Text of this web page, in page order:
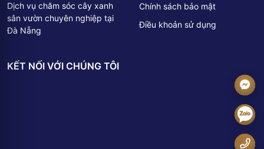
Dịch vụ chăm sóc cây xanh
sân vườn chuyên nghiệp tại
Đà Nẵng
Chính sách bảo mật
Điều khoản sử dụng
KẾT NỐI VỚI CHÚNG TÔI